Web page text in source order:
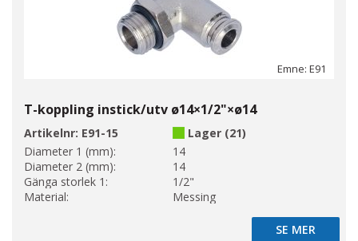
Emne: E91
T-koppling instick/utv ø14×1/2"×ø14
Artikelnr: E91-15
Lager (21)
Diameter 1 (mm):
14
Diameter 2 (mm):
14
Gänga storlek 1:
1/2"
Material:
Messing
SE MER
SE MER